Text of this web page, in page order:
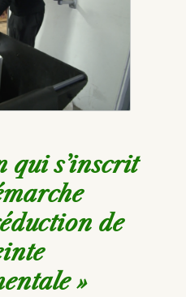
qui s’inscrit
de
»